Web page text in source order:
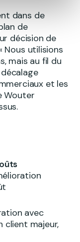
dans de
de
décision de
Nous utilisions
mais au fil du
et les
Wouter
avec
client majeur,